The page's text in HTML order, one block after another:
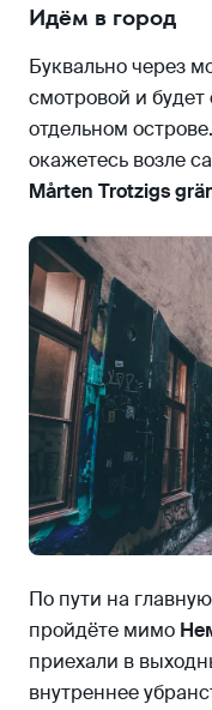
Идём в город
Буквально через
смотровой и
отдельном
окажетесь возле
Mårten Trotzigs
По пути на
пройдёте мимо
приехали в
внутреннее